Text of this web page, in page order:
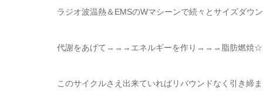
ラジオ波温熱＆EMSのWマシーンで続々とサイズダウ
代謝をあげて→→→エネルギーを作り→→→脂肪燃焼☆
このサイクルさえ出来ていればリバウンドなく引き締